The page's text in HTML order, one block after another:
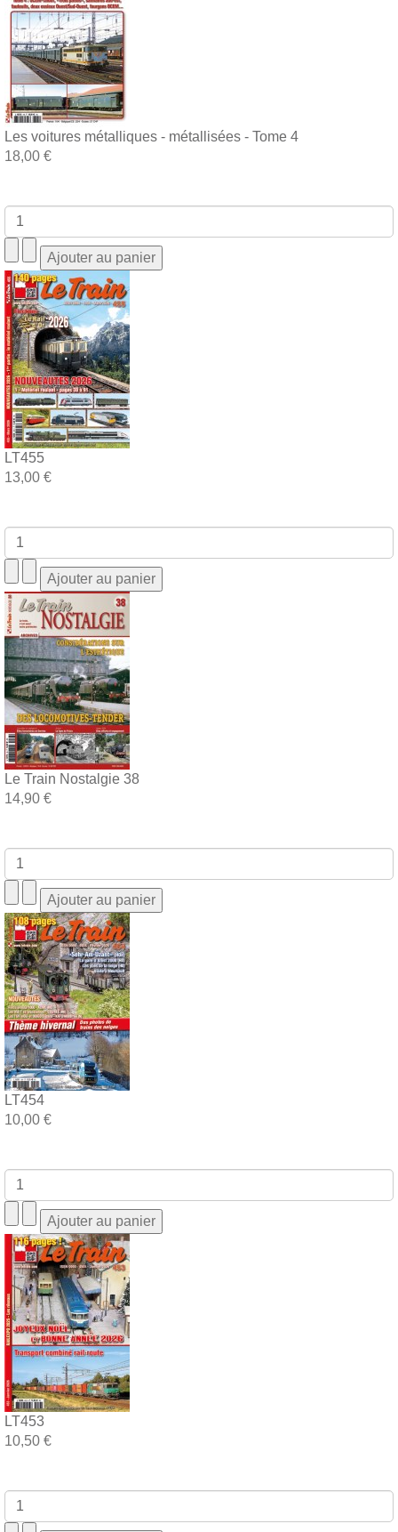
Les voitures métalliques - métallisées - Tome 4
18,00 €
LT455
13,00 €
Le Train Nostalgie 38
14,90 €
LT454
10,00 €
LT453
10,50 €